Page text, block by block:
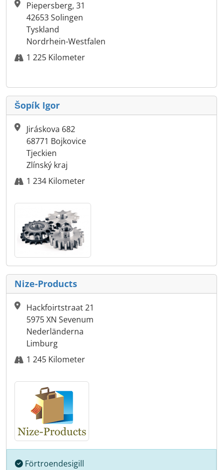
Piepersberg, 31
42653 Solingen
Tyskland
Nordrhein-Westfalen
1 225 Kilometer
Šopík Igor
Jiráskova 682
68771 Bojkovice
Tjeckien
Zlínský kraj
1 234 Kilometer
Nize-Products
Hackfoirtstraat 21
5975 XN Sevenum
Nederländerna
Limburg
1 245 Kilometer
Förtroendesigill